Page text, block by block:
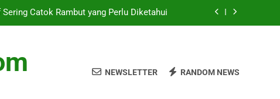
Catok Rambut yang Perlu Diketahui
Usai Penyelidikan Senjata Sekolah
Posisi Sebagai Pegawai, Bukan Jaksa
NEWSLETTER RANDOM NEWS